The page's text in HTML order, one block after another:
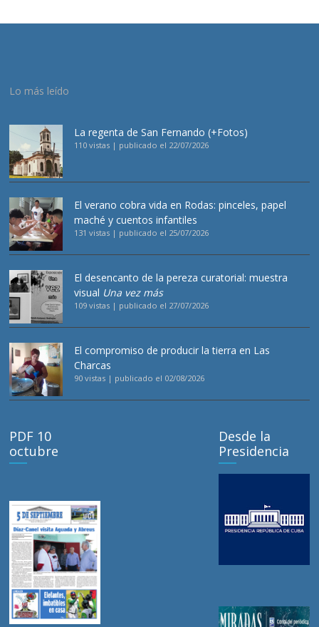
Lo más leído
La regenta de San Fernando (+Fotos)
110 vistas | publicado el 22/07/2026
El verano cobra vida en Rodas: pinceles, papel
maché y cuentos infantiles
131 vistas | publicado el 25/07/2026
El desencanto de la pereza curatorial: muestra
visual Una vez más
109 vistas | publicado el 27/07/2026
El compromiso de producir la tierra en Las
Charcas
90 vistas | publicado el 02/08/2026
PDF 10
octubre
Desde la
Presidencia